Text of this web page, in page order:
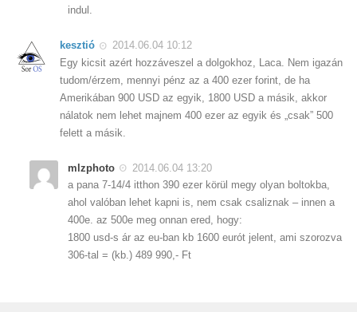
indul.
kesztió
2014.06.04 10:12
Egy kicsit azért hozzáveszel a dolgokhoz, Laca. Nem igazán
tudom/érzem, mennyi pénz az a 400 ezer forint, de ha
Amerikában 900 USD az egyik, 1800 USD a másik, akkor
nálatok nem lehet majnem 400 ezer az egyik és „csak” 500
felett a másik.
mlzphoto
2014.06.04 13:20
a pana 7-14/4 itthon 390 ezer körül megy olyan boltokba,
ahol valóban lehet kapni is, nem csak csaliznak – innen a
400e. az 500e meg onnan ered, hogy:
1800 usd-s ár az eu-ban kb 1600 eurót jelent, ami szorozva
306-tal = (kb.) 489 990,- Ft